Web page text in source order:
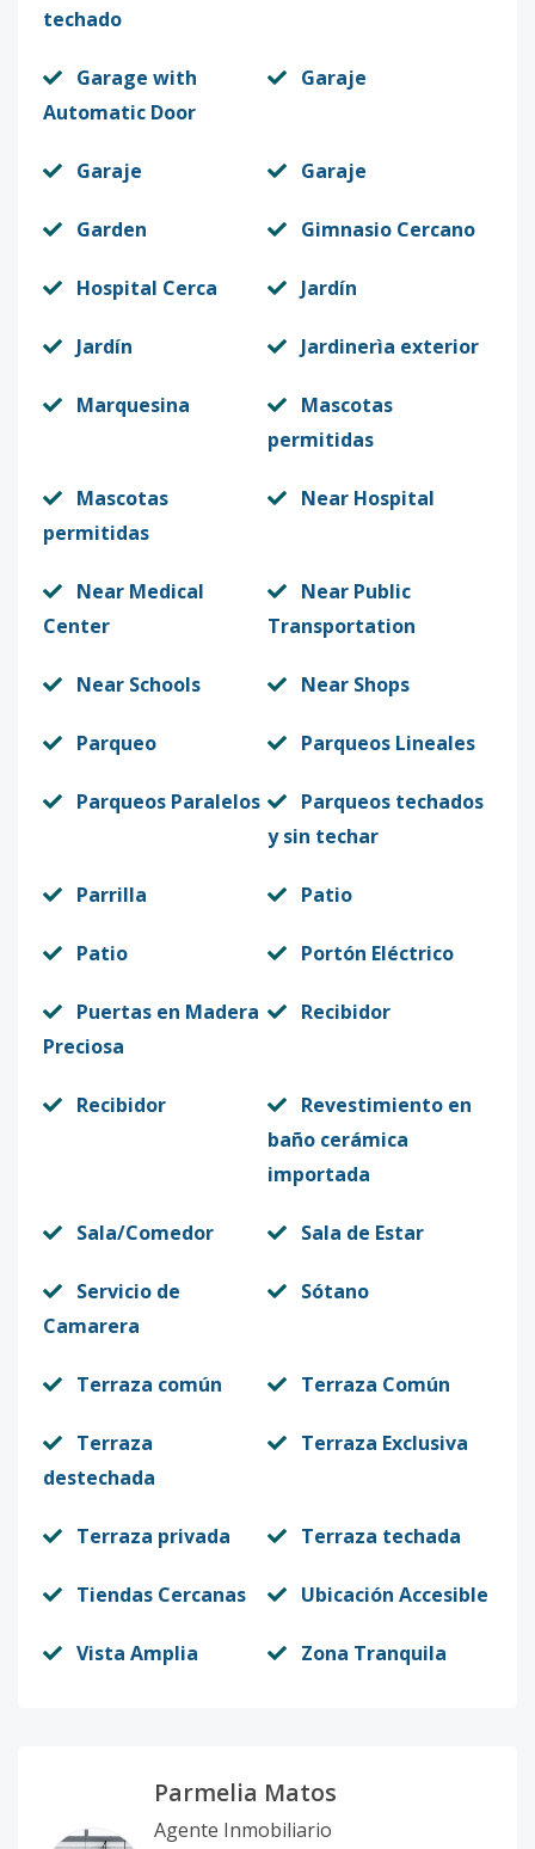
techado
Garage with
Automatic Door
Garaje
Garaje Garaje
Garden Gimnasio Cercano
Hospital Cerca Jardín
Jardín Jardinerìa exterior
Marquesina
Mascotas
permitidas
Mascotas
permitidas
Near Hospital
Near Medical
Center
Near Public
Transportation
Near Schools Near Shops
Parqueo Parqueos Lineales
Parqueos Paralelos
Parqueos techados
y sin techar
Parrilla Patio
Patio Portón Eléctrico
Puertas en Madera
Preciosa
Recibidor
Recibidor
Revestimiento en
baño cerámica
importada
Sala/Comedor Sala de Estar
Servicio de
Camarera
Sótano
Terraza común Terraza Común
Terraza
destechada
Terraza Exclusiva
Terraza privada Terraza techada
Tiendas Cercanas Ubicación Accesible
Vista Amplia Zona Tranquila
Parmelia Matos
Agente Inmobiliario